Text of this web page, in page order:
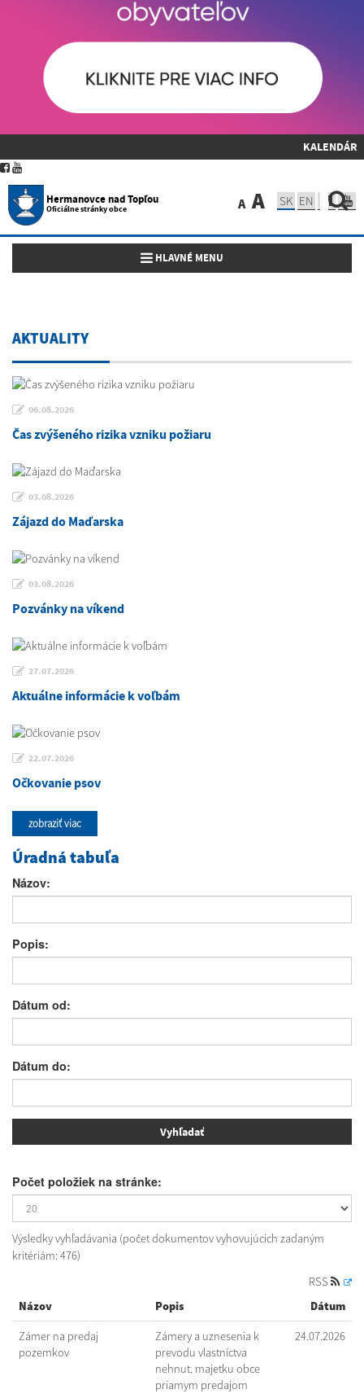
KALENDÁR
Hermanovce nad Topľou
Oficiálne stránky obce A A SK EN
Toggle navigation
HLAVNÉ MENU
AKTUALITY
06.08.2026
Čas zvýšeného rizika vzniku požiaru
03.08.2026
Zájazd do Maďarska
03.08.2026
Pozvánky na víkend
27.07.2026
Aktuálne informácie k voľbám
22.07.2026
Očkovanie psov
zobraziť viac
Úradná tabuľa
Názov:
Popis:
Dátum od:
Dátum do:
Počet položiek na stránke:
Výsledky vyhľadávania (počet dokumentov vyhovujúcich zadaným
kritériám: 476)
RSS
Názov
Popis Dátum
Zámer na predaj
pozemkov
Zámery a uznesenia k
prevodu vlastníctva
nehnut. majetku obce
priamym predajom
24.07.2026